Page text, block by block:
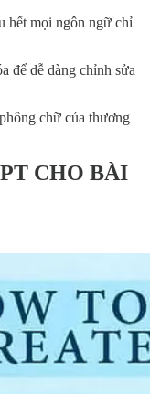
hết mọi ngôn ngữ chỉ
để dễ dàng chỉnh sửa
chữ của thương
CHO BÀI